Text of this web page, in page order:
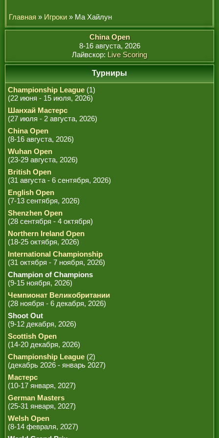
Главная » Игроки » Ма Хайлун
China Open
8-16 августа, 2026
Лайвскор: Live Scoring
Турниры
Championship League (1)
(22 июня - 15 июля, 2026)
Шанхай Мастерс
(27 июля - 2 августа, 2026)
China Open
(8-16 августа, 2026)
Wuhan Open
(23-29 августа, 2026)
British Open
(31 августа - 6 сентября, 2026)
English Open
(7-13 сентября, 2026)
Shenzhen Open
(28 сентября - 4 октября)
Northern Ireland Open
(18-25 октября, 2026)
International Championship
(31 октября - 7 ноября, 2026)
Champion of Champions
(9-15 ноября, 2026)
Чемпионат Великобритании
(28 ноября - 6 декабря, 2026)
Shoot Out
(9-12 декабря, 2026)
Scottish Open
(14-20 декабря, 2026)
Championship League (2)
(декабрь 2026 - январь 2027)
Мастерс
(10-17 января, 2027)
German Masters
(25-31 января, 2027)
Welsh Open
(8-14 февраля, 2027)